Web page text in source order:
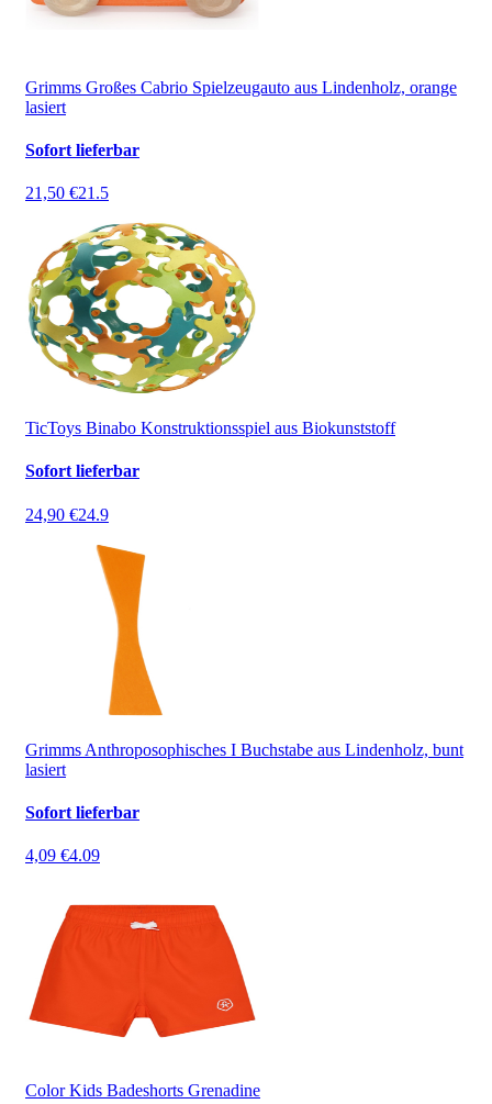
Grimms Großes Cabrio Spielzeugauto aus Lindenholz, orange
lasiert
Sofort lieferbar
21,50 €21.5
TicToys Binabo Konstruktionsspiel aus Biokunststoff
Sofort lieferbar
24,90 €24.9
Grimms Anthroposophisches I Buchstabe aus Lindenholz, bunt
lasiert
Sofort lieferbar
4,09 €4.09
Color Kids Badeshorts Grenadine